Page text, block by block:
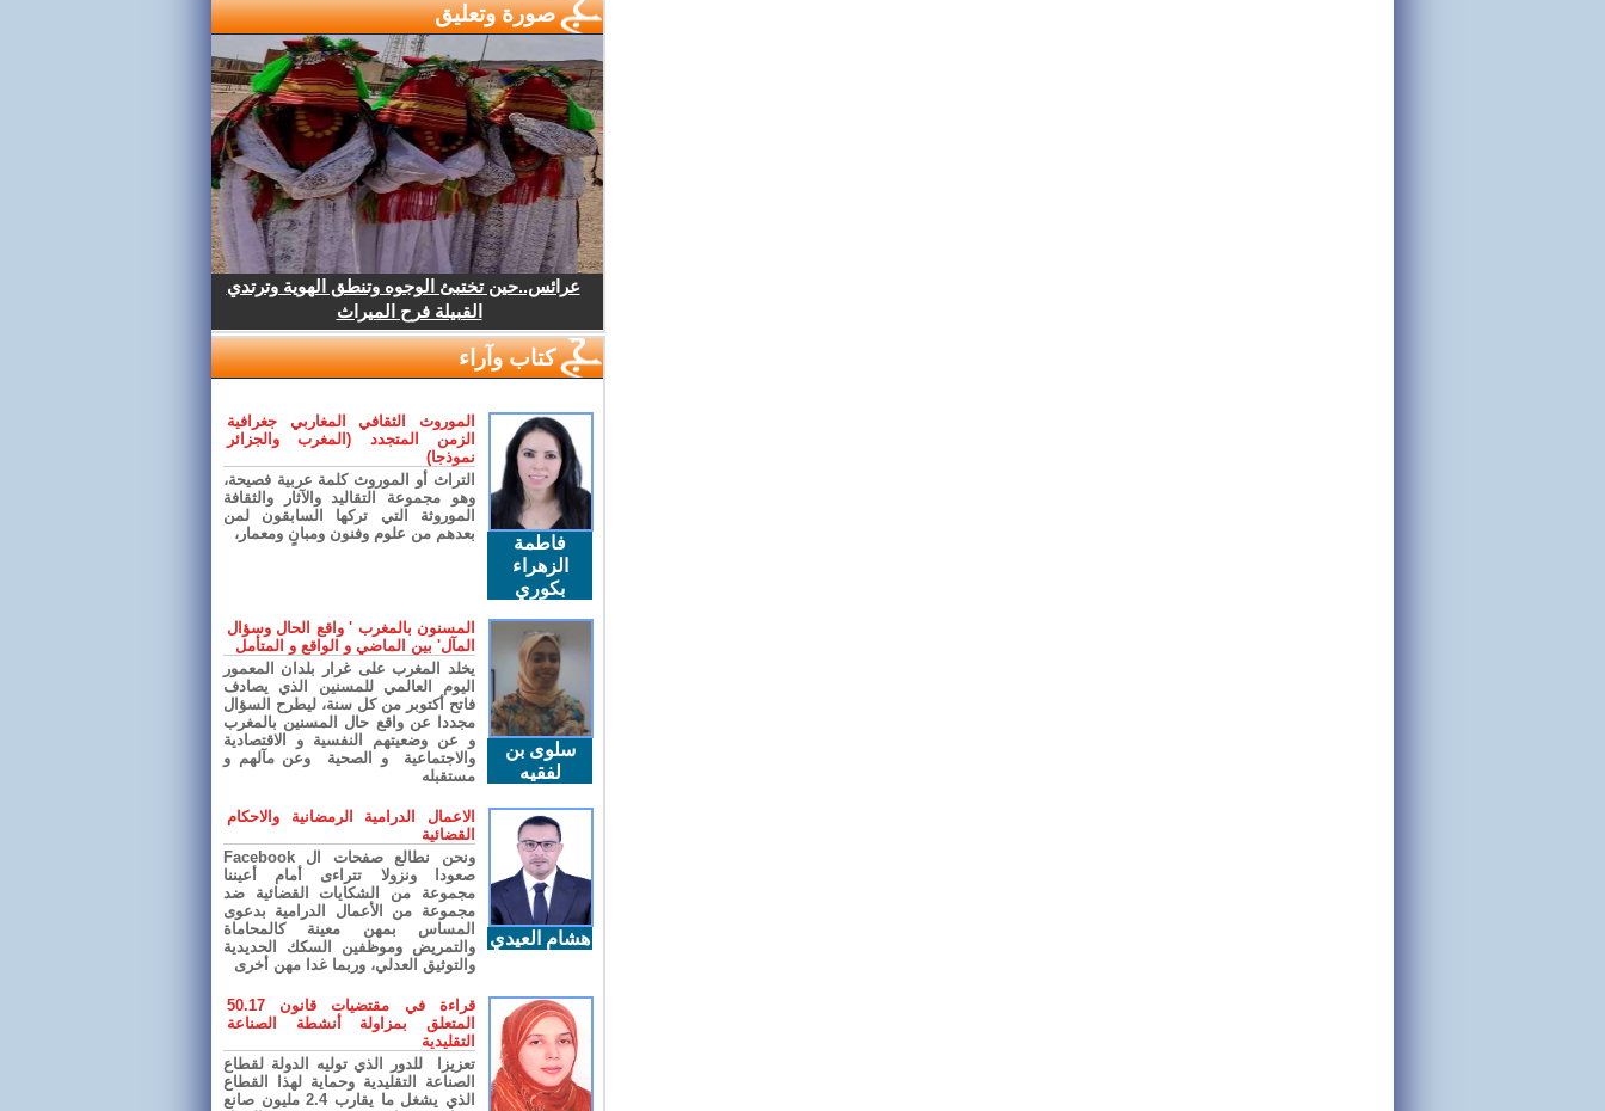
صورة وتعليق
عرائس..حين تختبئ الوجوه وتنطق الهوية وترتدي
القبيلة فرح الميراث
كتاب وآراء
فاطمة
الزهراء
بكوري
الموروث الثقافي المغاربي جغرافية
الزمن المتجدد (المغرب والجزائر
نموذجا)
التراث أو الموروث كلمة عربية فصيحة،
وهو مجموعة التقاليد والآثار والثقافة
الموروثة التي تركها السابقون لمن
بعدهم من علوم وفنون ومبانٍ ومعمار،
سلوى بن
لفقيه
المسنون بالمغرب ' واقع الحال وسؤال
المآل' بين الماضي و الواقع و المتأمل
يخلد المغرب على غرار بلدان المعمور
اليوم العالمي للمسنين الذي يصادف
فاتح أكتوبر من كل سنة، ليطرح السؤال
مجددا عن واقع حال المسنين بالمغرب
و عن وضعيتهم النفسية و الاقتصادية
والاجتماعية و الصحية وعن مآلهم و
مستقبله
هشام العيدي
الاعمال الدرامية الرمضانية والاحكام
القضائية
ونحن نطالع صفحات ال Facebook
صعودا ونزولا تتراءى أمام أعيننا
مجموعة من الشكايات القضائية ضد
مجموعة من الأعمال الدرامية بدعوى
المساس بمهن معينة كالمحاماة
والتمريض وموظفين السكك الحديدية
والتوثيق العدلي، وربما غدا مهن أخرى
قراءة في مقتضيات قانون 50.17
المتعلق بمزاولة أنشطة الصناعة
التقليدية
تعزيزا للدور الذي توليه الدولة لقطاع
الصناعة التقليدية وحماية لهذا القطاع
الذي يشغل ما يقارب 2.4 مليون صانع